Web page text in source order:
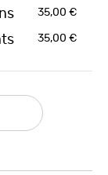
35,00 €
35,00 €